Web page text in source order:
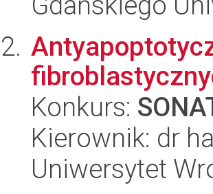
Konkurs:
Kierownik: dr
Uniwersytet